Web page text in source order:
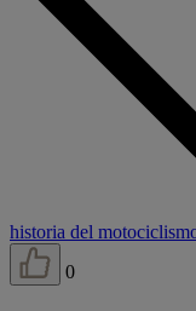
historia del
0